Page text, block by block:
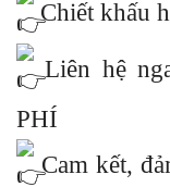
Chiết khấu
Liên hệ
PHÍ
Cam kết,